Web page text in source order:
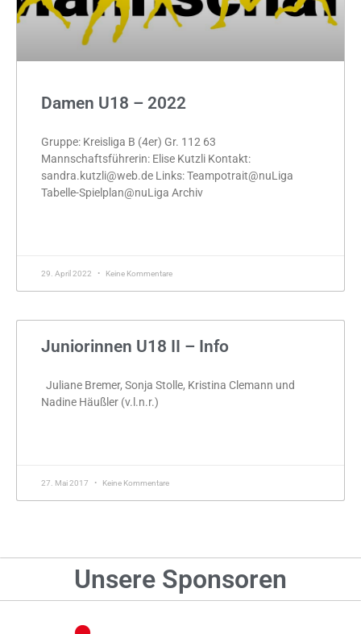
Damen U18 – 2022
Gruppe: Kreisliga B (4er) Gr. 112 63
Mannschaftsführerin: Elise Kutzli Kontakt:
sandra.kutzli@web.de Links: Teampotrait@nuLiga
Tabelle-Spielplan@nuLiga Archiv
29. April 2022 Keine Kommentare
Juniorinnen U18 II – Info
Juliane Bremer, Sonja Stolle, Kristina Clemann und
Nadine Häußler (v.l.n.r.)
27. Mai 2017 Keine Kommentare
Unsere Sponsoren